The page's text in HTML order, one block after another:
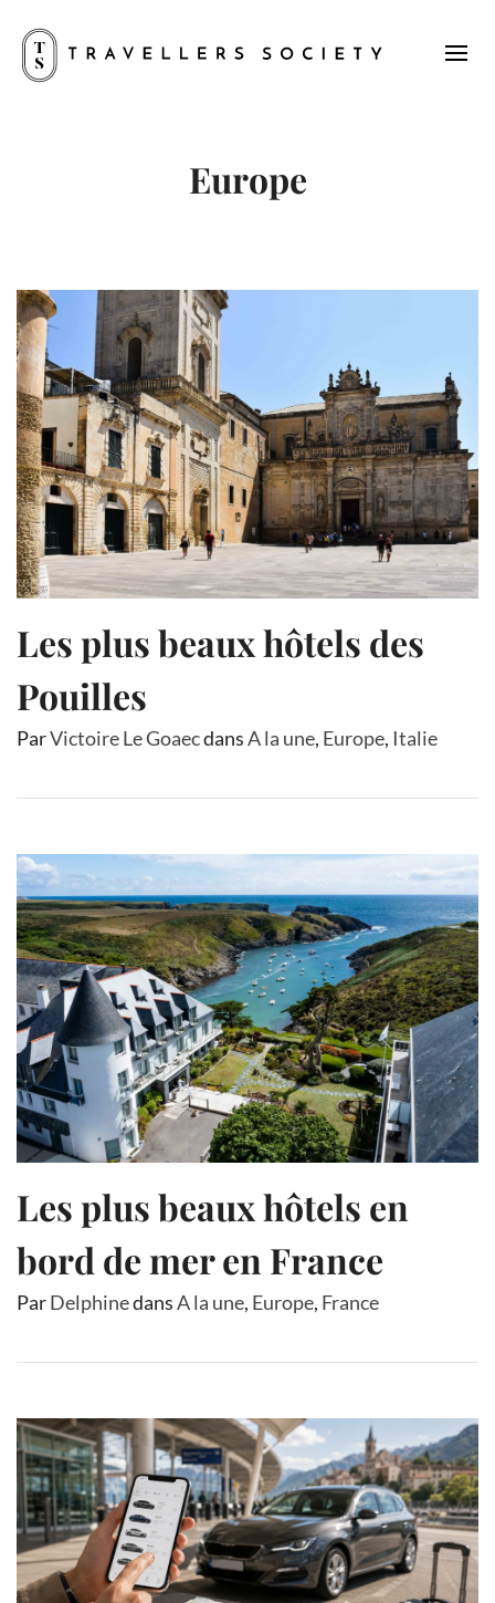
Europe
Les plus beaux hôtels des
Pouilles
ParVictoire Le GoaecdansA la une, Europe, Italie
Les plus beaux hôtels en
bord de mer en France
ParDelphinedansA la une, Europe, France